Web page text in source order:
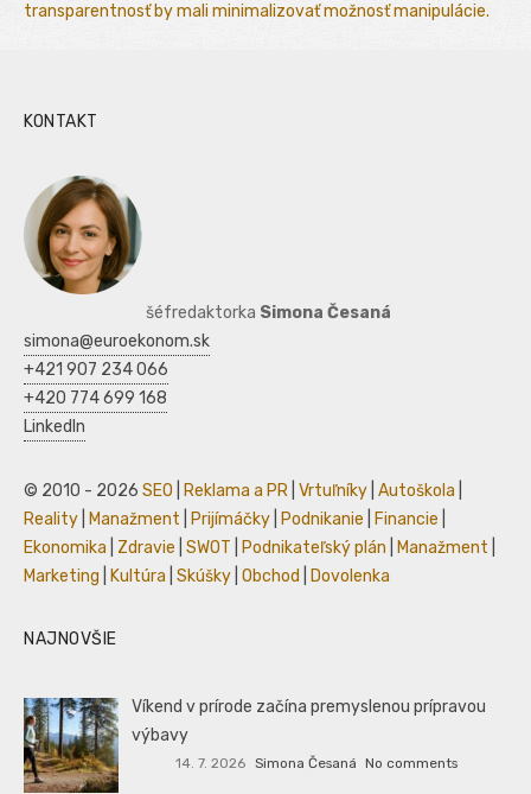
transparentnosť by mali minimalizovať možnosť manipulácie.
KONTAKT
šéfredaktorka Simona Česaná
simona@euroekonom.sk
+421 907 234 066
+420 774 699 168
LinkedIn
© 2010 - 2026 SEO Reklama a PR Vrtuľníky Autoškola
Reality
Manažment Prijímáčky Podnikanie Financie
Ekonomika
Zdravie SWOT Podnikateľský plán Manažment
Marketing
Kultúra Skúšky Obchod Dovolenka
NAJNOVŠIE
Víkend v prírode začína premyslenou prípravou
výbavy
14. 7. 2026 Simona Česaná No comments